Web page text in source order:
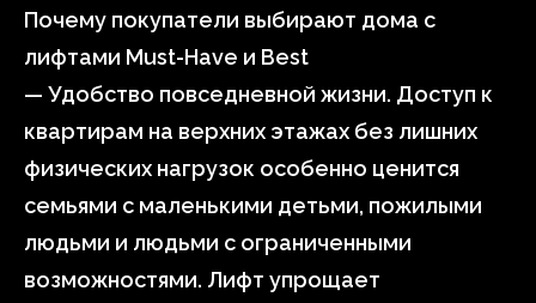
Почему покупатели выбирают дома с
лифтами Must-Have и Best
— Удобство повседневной жизни. Доступ к
квартирам на верхних этажах без лишних
физических нагрузок особенно ценится
семьями с маленькими детьми, пожилыми
людьми и людьми с ограниченными
возможностями. Лифт упрощает